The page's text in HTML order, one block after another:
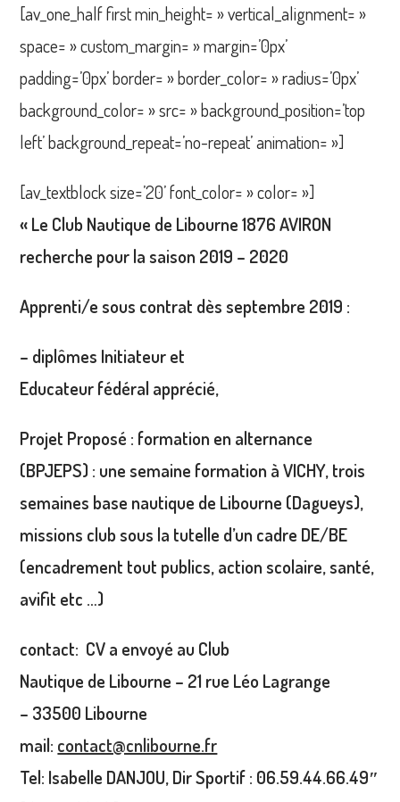
[av_one_half first min_height= » vertical_alignment= »
space= » custom_margin= » margin=’0px’
padding=’0px’ border= » border_color= » radius=’0px’
background_color= » src= » background_position=’top
left’ background_repeat=’no-repeat’ animation= »]
[av_textblock size=’20’ font_color= » color= »]
« Le Club Nautique de Libourne1876 AVIRON
recherche pour la saison 2019 – 2020
Apprenti/e sous contrat dès septembre 2019 :
– diplômes Initiateur et
Educateur fédéral apprécié,
Projet Proposé : formation en alternance
(BPJEPS) : une semaine formation à VICHY, trois
semaines base nautique de Libourne (Dagueys),
missions club sous la tutelle d’un cadre DE/BE
(encadrement tout publics, action scolaire, santé,
avifit etc …)
contact: CV a envoyé au Club
Nautique de Libourne – 21 rue Léo Lagrange
– 33500 Libourne
mail: contact@cnlibourne.fr
Tel: Isabelle DANJOU, DirSportif : 06.59.44.66.49″